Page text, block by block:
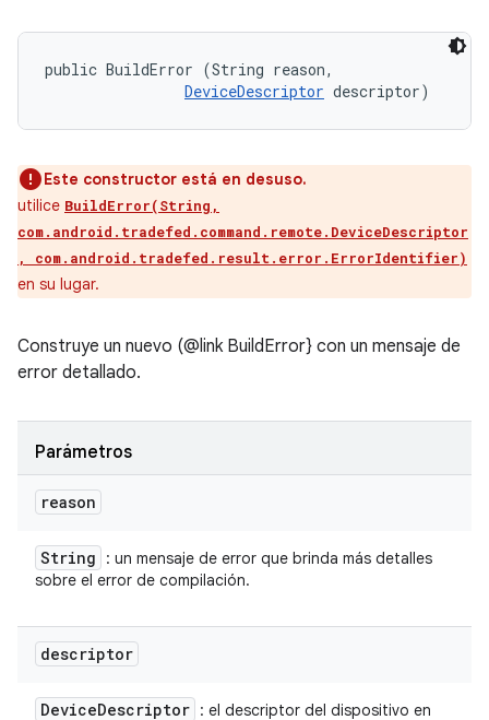
public BuildError (String reason,
DeviceDescriptor descriptor)
Este constructor está en desuso.
utilice BuildError(String,
com.android.tradefed.command.remote.DeviceDescriptor
, com.android.tradefed.result.error.ErrorIdentifier)
en su lugar.
Construye un nuevo (@link BuildError} con un mensaje de
error detallado.
Parámetros
reason
String
: un mensaje de error que brinda más detalles
sobre el error de compilación.
descriptor
DeviceDescriptor : el descriptor del dispositivo en